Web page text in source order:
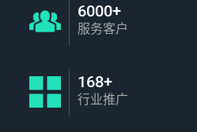
6000+
服务客户
168+
行业推广